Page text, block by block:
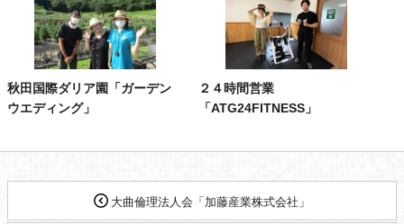
秋田国際ダリア園「ガーデン
ウエディング」
２４時間営業
「ATG24FITNESS」
大曲倫理法人会「加藤産業株式会社」